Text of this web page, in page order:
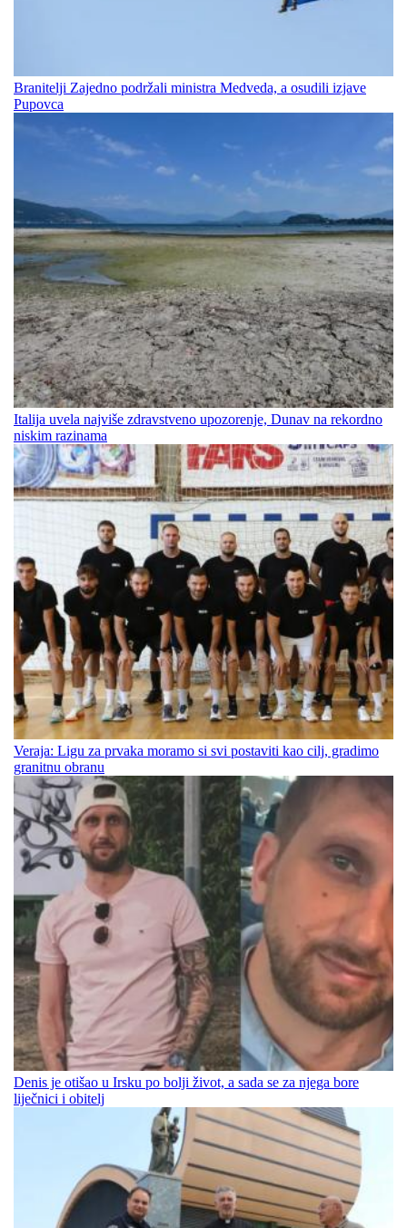
Branitelji Zajedno podržali ministra Medveda, a osudili izjave
Pupovca
Italija uvela najviše zdravstveno upozorenje, Dunav na rekordno
niskim razinama
Veraja: Ligu za prvaka moramo si svi postaviti kao cilj, gradimo
granitnu obranu
Denis je otišao u Irsku po bolji život, a sada se za njega bore
liječnici i obitelj